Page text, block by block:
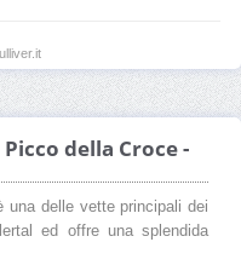
della Croce -
una delle vette principali dei
ed offre una splendida